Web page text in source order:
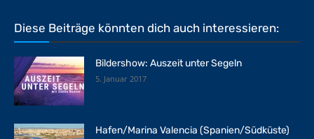
Diese Beiträge könnten dich auch interessieren:
Bildershow: Auszeit unter Segeln
5. Januar 2017
Hafen/Marina Valencia (Spanien/Südküste)